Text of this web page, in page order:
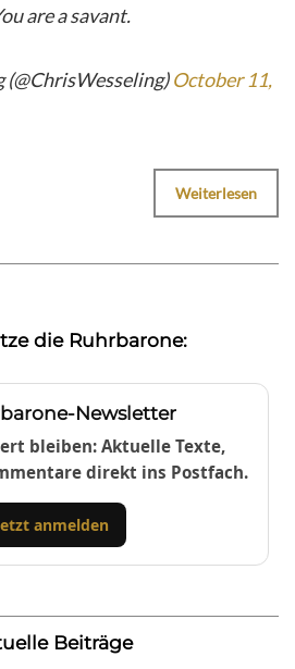
are a savant.
October 11,
Weiterlesen
die Ruhrbarone:
Newsletter
bleiben: Aktuelle Texte,
direkt ins Postfach.
anmelden
Beiträge